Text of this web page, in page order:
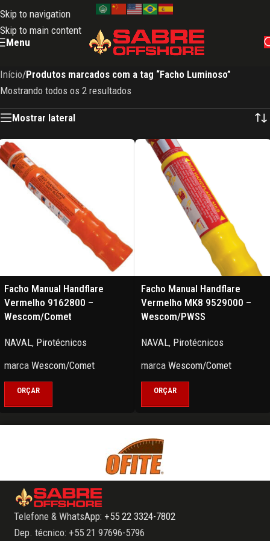
Skip to navigation
Skip to main content
Menu
Início/Produtos marcados com a tag “Facho Luminoso”
Mostrando todos os 2 resultados
Mostrar lateral
Facho Manual Handflare
Vermelho 9162800 –
Wescom/Comet
NAVAL, Pirotécnicos
marca Wescom/Comet
ORÇAR
Facho Manual Handflare
Vermelho MK8 9529000 –
Wescom/PWSS
NAVAL, Pirotécnicos
marca Wescom/Comet
ORÇAR
Telefone & WhatsApp: +55 22 3324-7802
Dep. técnico: +55 21 97696-5796